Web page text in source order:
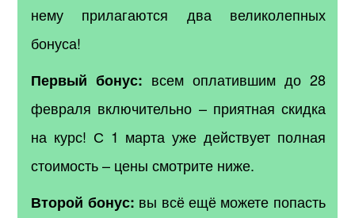
нему прилагаются два великолепных
бонуса!
Первый бонус: всем оплатившим до 28
февраля включительно – приятная скидка
на курс! С 1 марта уже действует полная
стоимость – цены смотрите ниже.
Второй бонус: вы всё ещё можете попасть